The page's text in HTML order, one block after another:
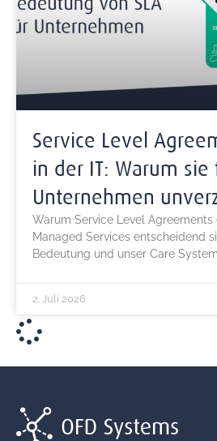
Service Level
in der IT: Warum sie
Unternehmen
Warum Service Level Agreements
Managed Services entscheidend
Bedeutung und unser Care
2. Juli 2026